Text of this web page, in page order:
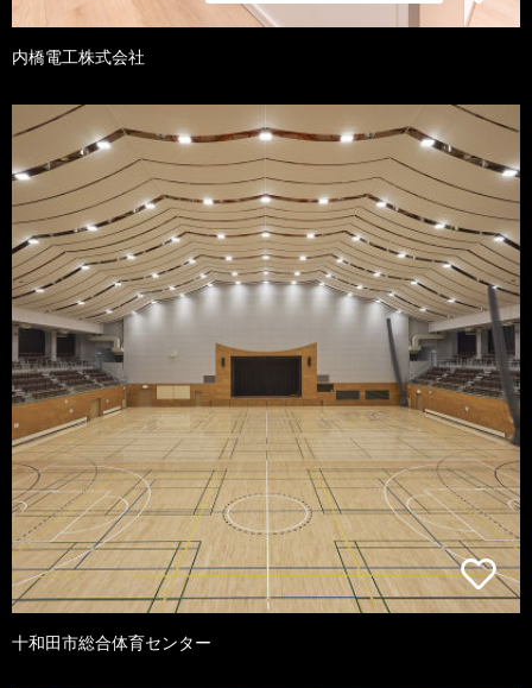
内橋電工株式会社
十和田市総合体育センター